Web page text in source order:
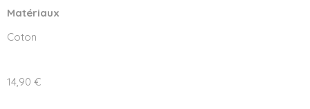
Matériaux
Coton
14,90 €